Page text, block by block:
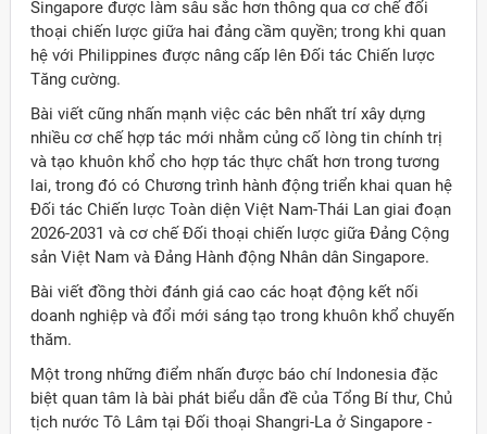
Singapore được làm sâu sắc hơn thông qua cơ chế đối
thoại chiến lược giữa hai đảng cầm quyền; trong khi quan
hệ với Philippines được nâng cấp lên Đối tác Chiến lược
Tăng cường.
Bài viết cũng nhấn mạnh việc các bên nhất trí xây dựng
nhiều cơ chế hợp tác mới nhằm củng cố lòng tin chính trị
và tạo khuôn khổ cho hợp tác thực chất hơn trong tương
lai, trong đó có Chương trình hành động triển khai quan hệ
Đối tác Chiến lược Toàn diện Việt Nam-Thái Lan giai đoạn
2026-2031 và cơ chế Đối thoại chiến lược giữa Đảng Cộng
sản Việt Nam và Đảng Hành động Nhân dân Singapore.
Bài viết đồng thời đánh giá cao các hoạt động kết nối
doanh nghiệp và đổi mới sáng tạo trong khuôn khổ chuyến
thăm.
Một trong những điểm nhấn được báo chí Indonesia đặc
biệt quan tâm là bài phát biểu dẫn đề của Tổng Bí thư, Chủ
tịch nước Tô Lâm tại Đối thoại Shangri-La ở Singapore -